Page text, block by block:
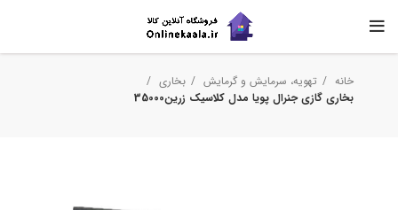
خانه تهویه، سرمایش و گرمایش
بخاری
بخاری گازی جنرال پویا مدل کلاسیک زرین35000